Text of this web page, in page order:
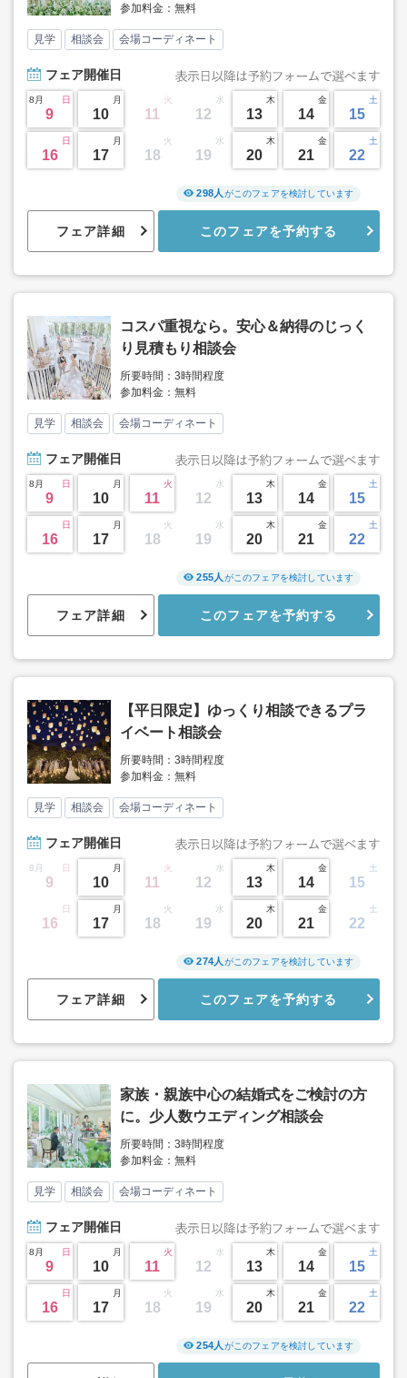
参加料金：無料
見学 相談会 会場コーディネート
フェア開催日
8月 日
9
月
10
火
11
水
12
木
13
金
14
土
15
日
16
月
17
火
18
水
19
木
20
金
21
土
22
フェア詳細
298人 がこのフェアを検討しています
このフェアを予約する
コスパ重視なら。安心＆納得のじっく
り見積もり相談会
所要時間：3時間程度
参加料金：無料
見学 相談会 会場コーディネート
フェア開催日
8月 日
9
月
10
火
11
水
12
木
13
金
14
土
15
日
16
月
17
火
18
水
19
木
20
金
21
土
22
フェア詳細
255人 がこのフェアを検討しています
このフェアを予約する
【平日限定】ゆっくり相談できるプラ
イベート相談会
所要時間：3時間程度
参加料金：無料
見学 相談会 会場コーディネート
フェア開催日
8月 日
9
月
10
火
11
水
12
木
13
金
14
土
15
日
16
月
17
火
18
水
19
木
20
金
21
土
22
フェア詳細
274人 がこのフェアを検討しています
このフェアを予約する
家族・親族中心の結婚式をご検討の方
に。少人数ウエディング相談会
所要時間：3時間程度
参加料金：無料
見学 相談会 会場コーディネート
フェア開催日
8月 日
9
月
10
火
11
水
12
木
13
金
14
土
15
日
16
月
17
火
18
水
19
木
20
金
21
土
22
254人 がこのフェアを検討しています